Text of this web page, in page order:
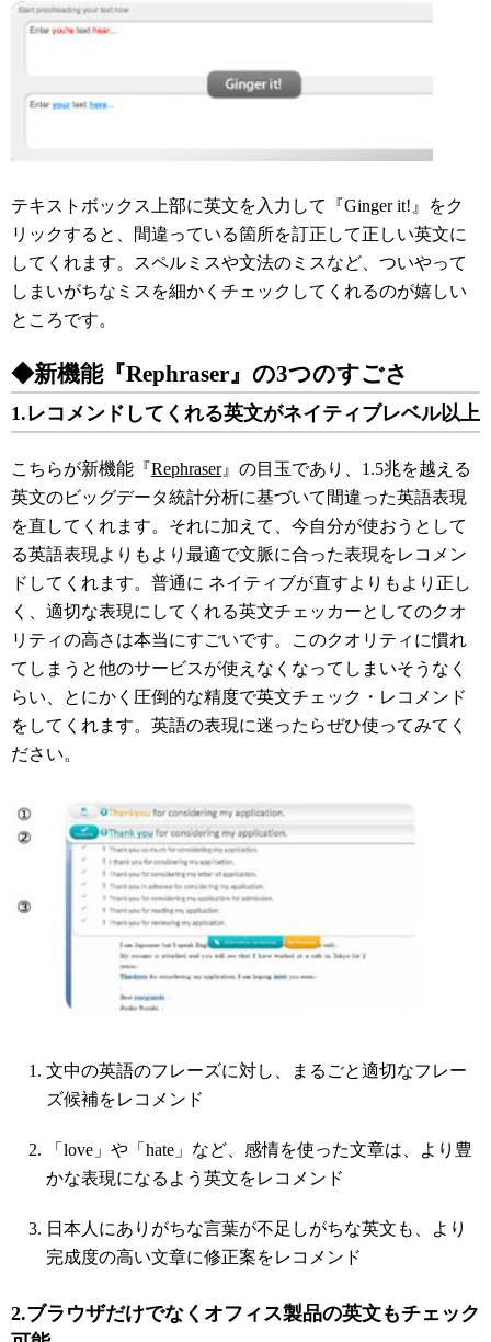
テキストボックス上部に英文を入力して『Ginger it!』をク
リックすると、間違っている箇所を訂正して正しい英文に
してくれます。スペルミスや文法のミスなど、ついやって
しまいがちなミスを細かくチェックしてくれるのが嬉しい
ところです。
◆新機能『Rephraser』の3つのすごさ
1.レコメンドしてくれる英文がネイティブレベル以上
こちらが新機能『Rephraser』の目玉であり、1.5兆を越える
英文のビッグデータ統計分析に基づいて間違った英語表現
を直してくれます。それに加えて、今自分が使おうとして
る英語表現よりもより最適で文脈に合った表現をレコメン
ドしてくれます。普通に ネイティブが直すよりもより正し
く、適切な表現にしてくれる英文チェッカーとしてのクオ
リティの高さは本当にすごいです。このクオリティに慣れ
てしまうと他のサービスが使えなくなってしまいそうなく
らい、とにかく圧倒的な精度で英文チェック・レコメンド
をしてくれます。英語の表現に迷ったらぜひ使ってみてく
ださい。
文中の英語のフレーズに対し、まるごと適切なフレー
ズ候補をレコメンド
「love」や「hate」など、感情を使った文章は、より豊
かな表現になるよう英文をレコメンド
日本人にありがちな言葉が不足しがちな英文も、より
完成度の高い文章に修正案をレコメンド
2.ブラウザだけでなくオフィス製品の英文もチェック